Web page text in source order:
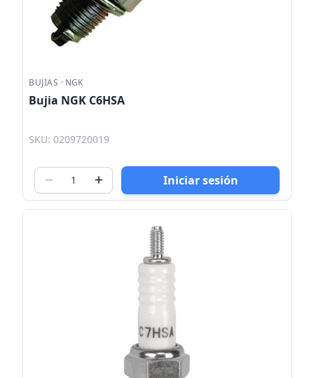
BUJIAS · NGK
Bujia NGK C6HSA
SKU: 0209720019
Iniciar sesión